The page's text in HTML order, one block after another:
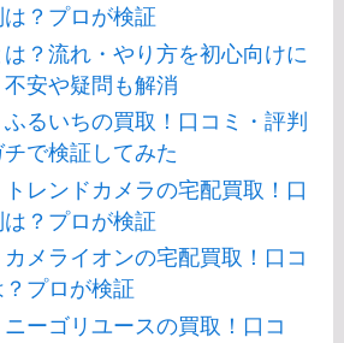
？プロが検証
？流れ・やり方を初心向けに
安や疑問も解消
ふるいちの買取！口コミ・評判
で検証してみた
トレンドカメラの宅配買取！口
？プロが検証
カメライオンの宅配買取！口コ
？プロが検証
ニーゴリユースの買取！口コ